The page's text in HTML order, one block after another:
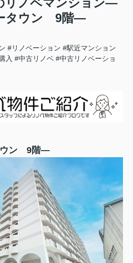
タウン 9階―
#リノベーション #駅近マンション
入 #中古リノベ #中古リノベーショ
ウン 9階―